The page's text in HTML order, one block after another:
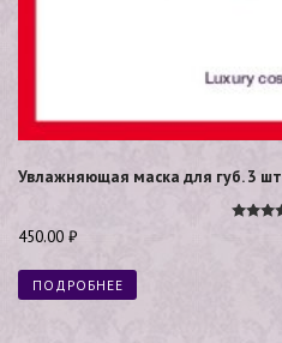
Увлажняющая маска для губ. 3 шт
450.00 ₽
ПОДРОБНЕЕ